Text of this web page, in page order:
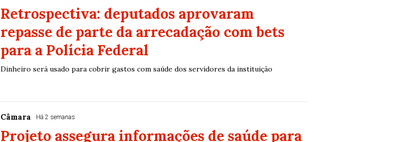
Retrospectiva: deputados aprovaram
repasse de parte da arrecadação com bets
para a Polícia Federal
Dinheiro será usado para cobrir gastos com saúde dos servidores da instituição
Câmara Há 2 semanas
Projeto assegura informações de saúde para